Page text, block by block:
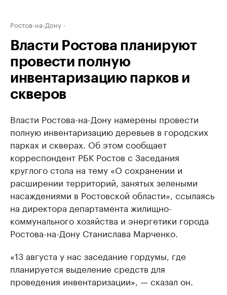
Ростов-на-Дону
Власти Ростова планируют
провести полную
инвентаризацию парков и
скверов
Власти Ростова-на-Дону намерены провести
полную инвентаризацию деревьев в городских
парках и скверах. Об этом сообщает
корреспондент РБК Ростов с Заседания
круглого стола на тему «О сохранении и
расширении территорий, занятых зелеными
насаждениями в Ростовской области», ссылаясь
на директора департамента жилищно-
коммунального хозяйства и энергетики города
Ростова-на-Дону Станислава Марченко.
«13 августа у нас заседание гордумы, где
планируется выделение средств для
проведения инвентаризации», — сказал он.